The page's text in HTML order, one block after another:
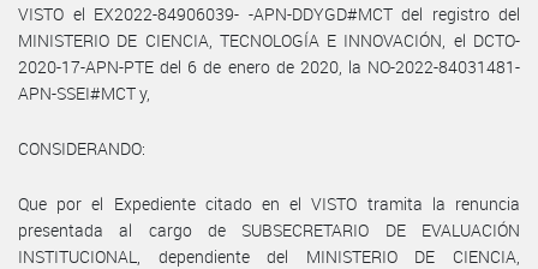
VISTO el EX2022-84906039- -APN-DDYGD#MCT del registro del
MINISTERIO DE CIENCIA, TECNOLOGÍA E INNOVACIÓN, el DCTO-
2020-17-APN-PTE del 6 de enero de 2020, la NO-2022-84031481-
APN-SSEI#MCT y,
CONSIDERANDO:
Que por el Expediente citado en el VISTO tramita la renuncia
presentada al cargo de SUBSECRETARIO DE EVALUACIÓN
INSTITUCIONAL, dependiente del MINISTERIO DE CIENCIA,